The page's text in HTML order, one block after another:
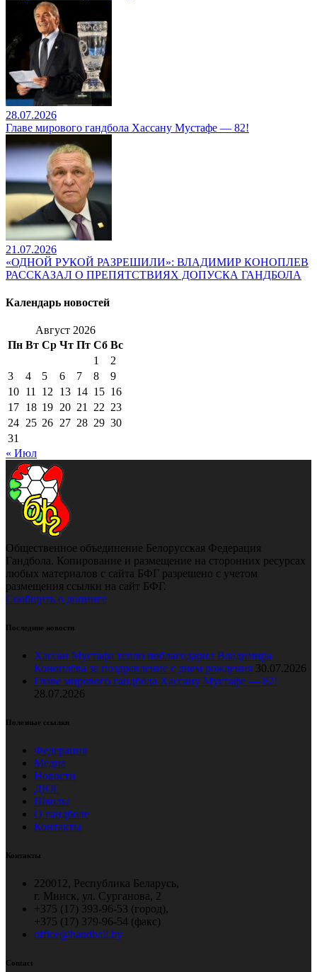
28.07.2026
Главе мирового гандбола Хассану Мустафе — 82!
21.07.2026
«ОДНОЙ РУКОЙ РАЗРЕШИЛИ»: ВЛАДИМИР КОНОПЛЕВ
РАССКАЗАЛ О ПРЕПЯТСТВИЯХ ДОПУСКА ГАНДБОЛА
Календарь новостей
Август 2026
Пн Вт Ср Чт Пт Сб Вс
1
2
3
4 5 6 7 8
9
10 11 12 13 14 15 16
17 18 19 20 21 22 23
24 25 26 27 28 29 30
31
« Июл
Общественное объединение Белорусская Федерация
Гандбола. Копирование и размещение на сторонних ресурсах
любых материалов с сайта БФГ разрешено с учетом
размещения ссылки на сайт БФГ.
Сообщить о допинге
Последние новости
Хассан Мустафа тепло поблагодарил Владимира
Коноплёва за поздравление с днем рождения 30.07.2026
Главе мирового гандбола Хассану Мустафе — 82!
28.07.2026
Полезные ссылки
Федерация
Медиа
Новости
ДЮГ
Школы
О гандболе
Контакты
Контакты
220012, Республика Беларусь,
г. Минск, ул. Сурганова, 2
+375 (17) 393-96-53 (город),
+375 (17) 379-96-54 (факс)
office@handball.by
Contact